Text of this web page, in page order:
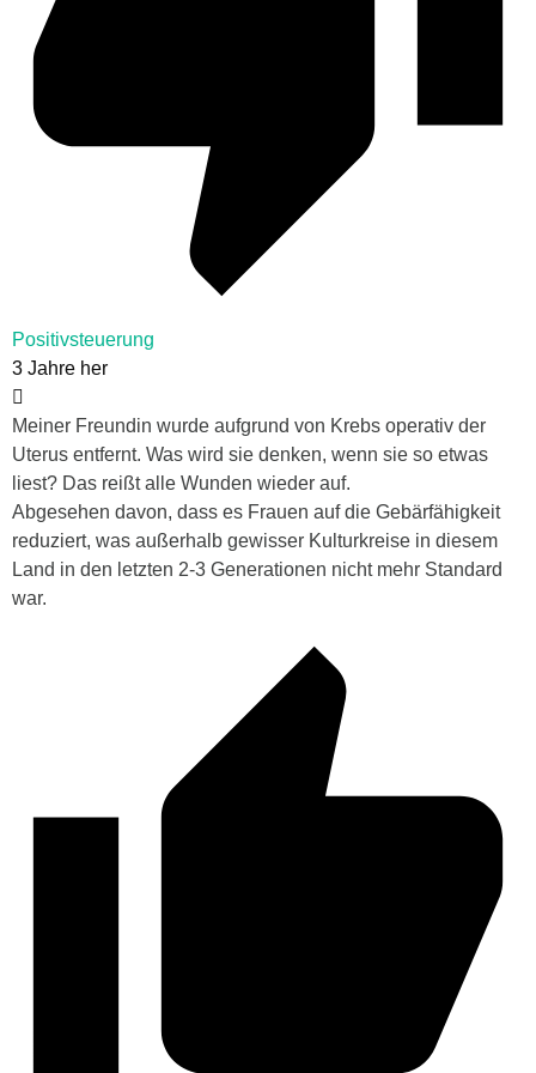
Positivsteuerung
3 Jahre her
Meiner Freundin wurde aufgrund von Krebs operativ der
Uterus entfernt. Was wird sie denken, wenn sie so etwas
liest? Das reißt alle Wunden wieder auf.
Abgesehen davon, dass es Frauen auf die Gebärfähigkeit
reduziert, was außerhalb gewisser Kulturkreise in diesem
Land in den letzten 2-3 Generationen nicht mehr Standard
war.